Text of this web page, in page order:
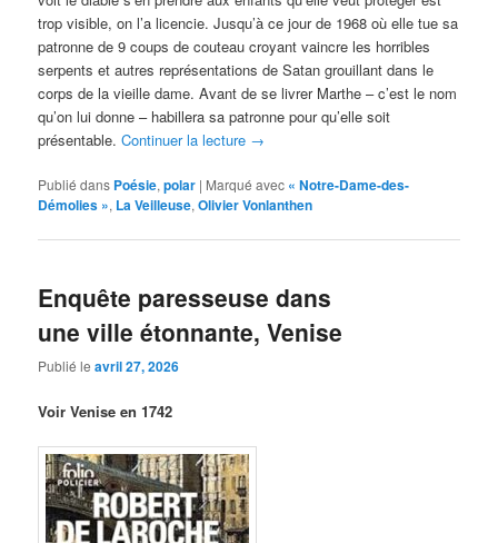
trop visible, on l’a licencie. Jusqu’à ce jour de 1968 où elle tue sa
patronne de 9 coups de couteau croyant vaincre les horribles
serpents et autres représentations de Satan grouillant dans le
corps de la vieille dame. Avant de se livrer Marthe – c’est le nom
qu’on lui donne – habillera sa patronne pour qu’elle soit
présentable.Continuer la lecture →
Publié dans Poésie,polar | Marqué avec « Notre-Dame-des-
Démolies », La Veilleuse,Olivier Vonlanthen
Enquête paresseuse dans
une ville étonnante, Venise
Publié leavril 27, 2026
Voir Venise en 1742